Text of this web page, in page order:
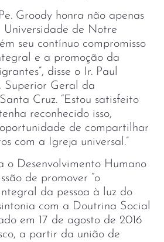
Groody honra não apenas
Universidade de Notre
seu contínuo compromisso
e a promoção da
disse o Ir. Paul
Superior Geral da
Cruz. “Estou satisfeito
reconhecido isso,
de compartilhar
com a Igreja universal.”
o Desenvolvimento Humano
de promover “o
da pessoa à luz do
com a Doutrina Social
em 17 de agosto de 2016
a partir da união de